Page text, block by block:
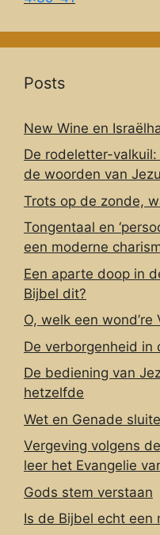
Posts
New Wine en
De rodeletter-
de woorden van
Trots op de zonde,
Tongentaal en
een moderne
Een aparte doop in
Bijbel dit?
O, welk een wond’re
De verborgenheid in
De bediening van
hetzelfde
Wet en Genade
Vergeving volgens
leer het Evangelie
Gods stem verstaan
Is de Bijbel echt een